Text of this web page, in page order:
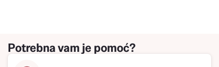
Potrebna vam je pomoć?